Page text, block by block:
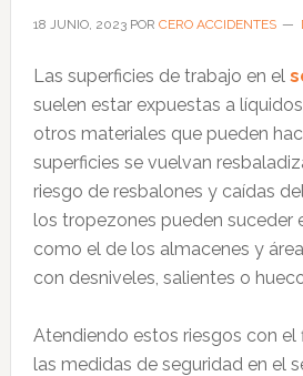
18 JUNIO, 2023POR CERO ACCIDENTES
Las superficies de trabajo en el
suelen estar expuestas a
otros materiales que pueden
superficies se vuelvan
riesgo de resbalones y caídas
los tropezones pueden suceder
como el de los almacenes y
con desniveles, salientes o
Atendiendo estos riesgos con el
las medidas de seguridad en el